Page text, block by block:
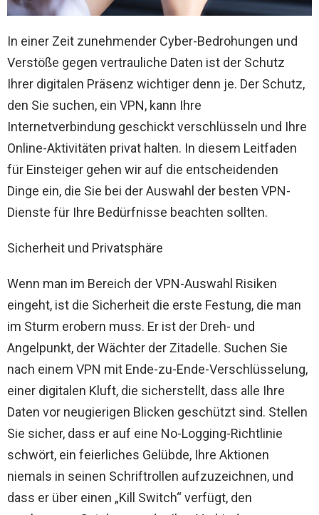
In einer Zeit zunehmender Cyber-Bedrohungen und
Verstöße gegen vertrauliche Daten ist der Schutz
Ihrer digitalen Präsenz wichtiger denn je. Der Schutz,
den Sie suchen, ein VPN, kann Ihre
Internetverbindung geschickt verschlüsseln und Ihre
Online-Aktivitäten privat halten. In diesem Leitfaden
für Einsteiger gehen wir auf die entscheidenden
Dinge ein, die Sie bei der Auswahl der besten VPN-
Dienste für Ihre Bedürfnisse beachten sollten.
Sicherheit und Privatsphäre
Wenn man im Bereich der VPN-Auswahl Risiken
eingeht, ist die Sicherheit die erste Festung, die man
im Sturm erobern muss. Er ist der Dreh- und
Angelpunkt, der Wächter der Zitadelle. Suchen Sie
nach einem VPN mit Ende-zu-Ende-Verschlüsselung,
einer digitalen Kluft, die sicherstellt, dass alle Ihre
Daten vor neugierigen Blicken geschützt sind. Stellen
Sie sicher, dass er auf eine No-Logging-Richtlinie
schwört, ein feierliches Gelübde, Ihre Aktionen
niemals in seinen Schriftrollen aufzuzeichnen, und
dass er über einen „Kill Switch“ verfügt, den